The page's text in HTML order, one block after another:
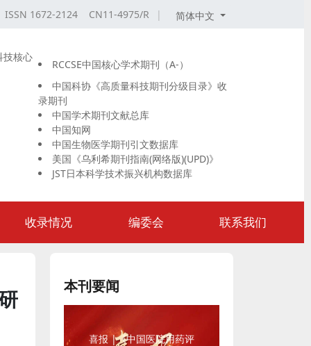
ISSN 1672-2124 CN11-4975/R | 简体中文
技核心
RCCSE中国核心学术期刊（A-）
中国科协《高质量科技期刊分级目录》收
录期刊
中国学术期刊文献总库
中国知网
中国生物医学期刊引文数据库
美国《乌利希期刊指南(网络版)(UPD)》
JST日本科学技术振兴机构数据库
收录情况 编委会 联系我们
本刊要闻
喜报 |《中国医院用药评